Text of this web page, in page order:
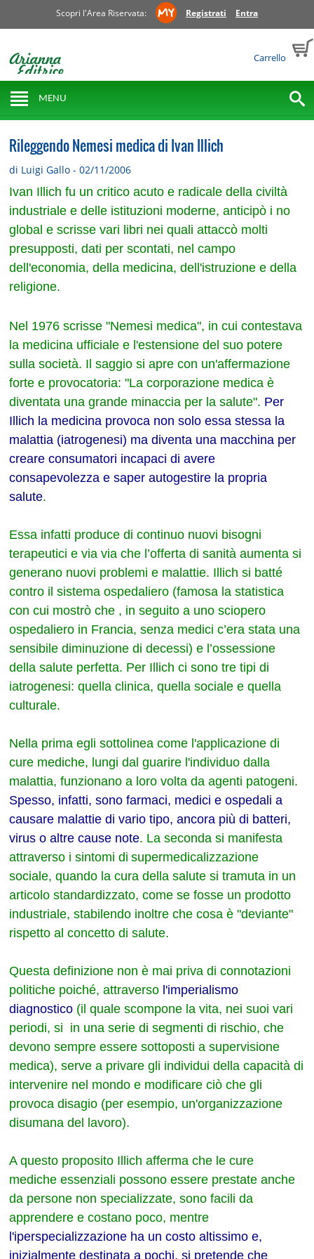
Scopri l'Area Riservata: Registrati Entra
Carrello
MENU
Rileggendo Nemesi medica di Ivan Illich
di Luigi Gallo - 02/11/2006
Ivan Illich fu un critico acuto e radicale della civiltà
industriale e delle istituzioni moderne, anticipò i no
global e scrisse vari libri nei quali attaccò molti
presupposti, dati per scontati, nel campo
dell'economia, della medicina, dell'istruzione e della
religione.
Nel 1976 scrisse "Nemesi medica", in cui contestava
la medicina ufficiale e l'estensione del suo potere
sulla società. Il saggio si apre con un'affermazione
forte e provocatoria: "La corporazione medica è
diventata una grande minaccia per la salute". Per
Illich la medicina provoca non solo essa stessa la
malattia (iatrogenesi) ma diventa una macchina per
creare consumatori incapaci di avere
consapevolezza e saper autogestire la propria
salute.
Essa infatti produce di continuo nuovi bisogni
terapeutici e via via che l’offerta di sanità aumenta si
generano nuovi problemi e malattie. Illich si batté
contro il sistema ospedaliero (famosa la statistica
con cui mostrò che , in seguito a uno sciopero
ospedaliero in Francia, senza medici c’era stata una
sensibile diminuzione di decessi) e l’ossessione
della salute perfetta. Per Illich ci sono tre tipi di
iatrogenesi: quella clinica, quella sociale e quella
culturale.
Nella prima egli sottolinea come l'applicazione di
cure mediche, lungi dal guarire l'individuo dalla
malattia, funzionano a loro volta da agenti patogeni.
Spesso, infatti, sono farmaci, medici e ospedali a
causare malattie di vario tipo, ancora più di batteri,
virus o altre cause note. La seconda si manifesta
attraverso i sintomi di supermedicalizzazione
sociale, quando la cura della salute si tramuta in un
articolo standardizzato, come se fosse un prodotto
industriale, stabilendo inoltre che cosa è "deviante"
rispetto al concetto di salute.
Questa definizione non è mai priva di connotazioni
politiche poiché, attraverso l'imperialismo
diagnostico (il quale scompone la vita, nei suoi vari
periodi, si in una serie di segmenti di rischio, che
devono sempre essere sottoposti a supervisione
medica), serve a privare gli individui della capacità di
intervenire nel mondo e modificare ciò che gli
provoca disagio (per esempio, un'organizzazione
disumana del lavoro).
A questo proposito Illich afferma che le cure
mediche essenziali possono essere prestate anche
da persone non specializzate, sono facili da
apprendere e costano poco, mentre
l'iperspecializzazione ha un costo altissimo e,
inizialmente destinata a pochi, si pretende che